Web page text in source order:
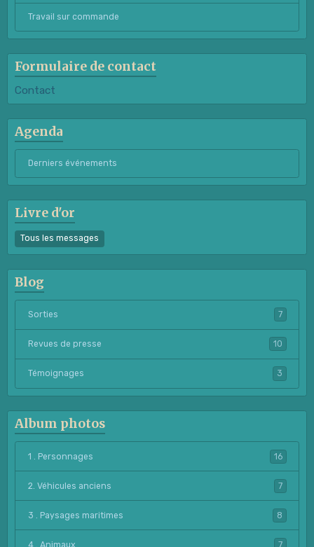
Travail sur commande
Formulaire de contact
Contact
Agenda
Derniers événements
Livre d'or
Tous les messages
Blog
Sorties 7
Revues de presse 10
Témoignages 3
Album photos
1 . Personnages 16
2. Véhicules anciens 7
3 . Paysages maritimes 8
4 . Animaux 7